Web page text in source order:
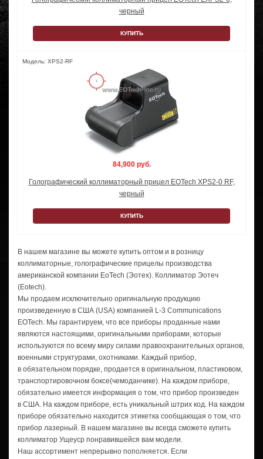
черный
КУПИТЬ
Модель: XPS2-RF
84,900 руб.
Голографический коллиматорный прицел EOTech XPS2-0 RF,
черный
КУПИТЬ
В нашем магазине вы можете купить оптом и в розницу
коллиматорные, голографические прицелы производства
американской компании EoTech (Эотех). Коллиматор Эотеч
(Eotech).
Мы продаем исключительно оригинальную продукцию
произведенную в США (USA) компанией L-3 Communications
EOTech. Мы гарантируем, что все приборы проданные нами
являются настоящими, оригинальными приборами, которые
используются по всему миру силами правоохранительных органов,
военными структурами, охотниками. Каждый прибор,
в обязательном порядке, продается в оригинальном, пластиковом,
транспортировочном боксе(чемоданчике). На каждом приборе,
обязательно имеется информация о том, что прибор произведен
в США. На каждом приборе, есть уникальный штрих код. На каждом
приборе обязательно находится этикетка сообщающая о том, что
прибор лазерный. В нашем магазине вы всегда сможете купить
коллиматор Ущеуср понравившейся вам модели.
Наш ассортимент непрерывно пополняется. Если